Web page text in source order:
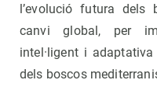
l’evolució futura dels
canvi global, per
intel·ligent i
dels boscos